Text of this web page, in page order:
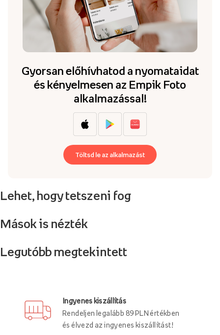
Gyorsan előhívhatod a nyomataidat
és kényelmesen az Empik Foto
alkalmazással!
Töltsd le az alkalmazást
Lehet, hogy tetszeni fog
Mások is nézték
Legutóbb megtekintett
Ingyenes kiszállítás
Rendeljen legalább 89 PLN értékben
és élvezd az ingyenes kiszállítást!